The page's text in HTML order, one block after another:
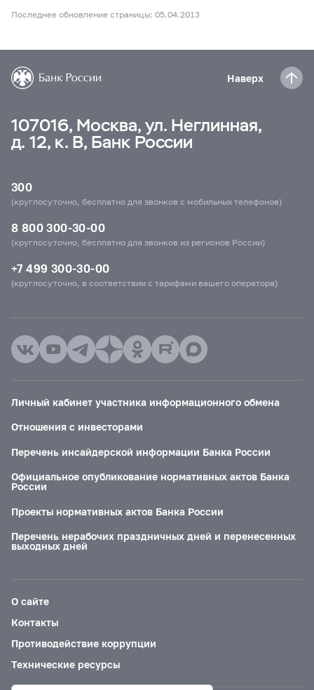
Последнее обновление страницы: 05.04.2013
Наверх
107016, Москва, ул. Неглинная,
д. 12, к. В, Банк России
300
(круглосуточно, бесплатно для звонков с мобильных телефонов)
8 800 300-30-00
(круглосуточно, бесплатно для звонков из регионов России)
+7 499 300-30-00
(круглосуточно, в соответствии с тарифами вашего оператора)
Личный кабинет участника информационного обмена
Отношения с инвесторами
Перечень инсайдерской информации Банка России
Официальное опубликование нормативных актов Банка
России
Проекты нормативных актов Банка России
Перечень нерабочих праздничных дней и перенесенных
выходных дней
О сайте
Контакты
Противодействие коррупции
Технические ресурсы